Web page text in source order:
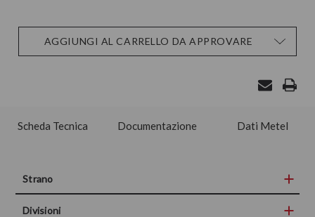
attuale:AGGIUNGI AL CARRELLO DA APPROVARE
Scheda Tecnica Documentazione Dati Metel
Strano
Divisioni